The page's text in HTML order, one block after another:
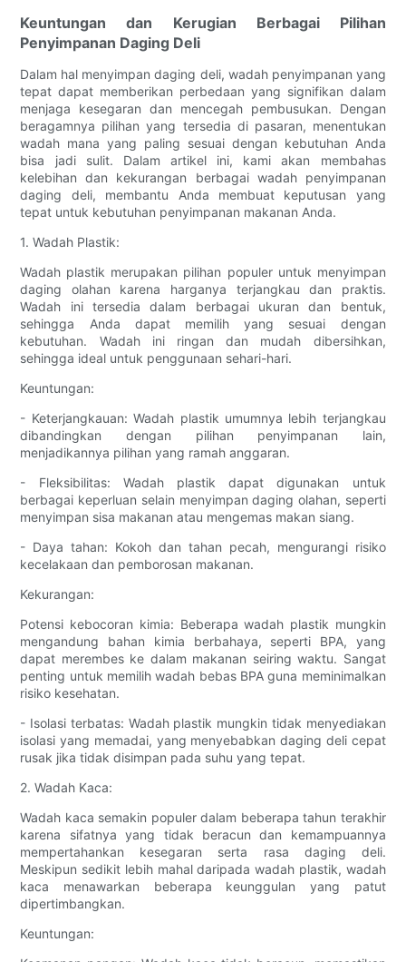
Keuntungan dan Kerugian Berbagai Pilihan
Penyimpanan Daging Deli
Dalam hal menyimpan daging deli, wadah penyimpanan yang
tepat dapat memberikan perbedaan yang signifikan dalam
menjaga kesegaran dan mencegah pembusukan. Dengan
beragamnya pilihan yang tersedia di pasaran, menentukan
wadah mana yang paling sesuai dengan kebutuhan Anda
bisa jadi sulit. Dalam artikel ini, kami akan membahas
kelebihan dan kekurangan berbagai wadah penyimpanan
daging deli, membantu Anda membuat keputusan yang
tepat untuk kebutuhan penyimpanan makanan Anda.
1. Wadah Plastik:
Wadah plastik merupakan pilihan populer untuk menyimpan
daging olahan karena harganya terjangkau dan praktis.
Wadah ini tersedia dalam berbagai ukuran dan bentuk,
sehingga Anda dapat memilih yang sesuai dengan
kebutuhan. Wadah ini ringan dan mudah dibersihkan,
sehingga ideal untuk penggunaan sehari-hari.
Keuntungan:
- Keterjangkauan: Wadah plastik umumnya lebih terjangkau
dibandingkan dengan pilihan penyimpanan lain,
menjadikannya pilihan yang ramah anggaran.
- Fleksibilitas: Wadah plastik dapat digunakan untuk
berbagai keperluan selain menyimpan daging olahan, seperti
menyimpan sisa makanan atau mengemas makan siang.
- Daya tahan: Kokoh dan tahan pecah, mengurangi risiko
kecelakaan dan pemborosan makanan.
Kekurangan:
Potensi kebocoran kimia: Beberapa wadah plastik mungkin
mengandung bahan kimia berbahaya, seperti BPA, yang
dapat merembes ke dalam makanan seiring waktu. Sangat
penting untuk memilih wadah bebas BPA guna meminimalkan
risiko kesehatan.
- Isolasi terbatas: Wadah plastik mungkin tidak menyediakan
isolasi yang memadai, yang menyebabkan daging deli cepat
rusak jika tidak disimpan pada suhu yang tepat.
2. Wadah Kaca:
Wadah kaca semakin populer dalam beberapa tahun terakhir
karena sifatnya yang tidak beracun dan kemampuannya
mempertahankan kesegaran serta rasa daging deli.
Meskipun sedikit lebih mahal daripada wadah plastik, wadah
kaca menawarkan beberapa keunggulan yang patut
dipertimbangkan.
Keuntungan: